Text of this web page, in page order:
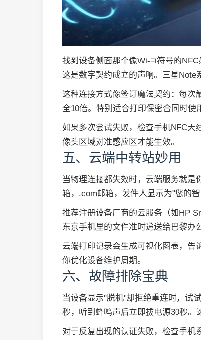
找到设备侧面那个像Wi-Fi符号的
这是数字契约成立的声响。三星Note
这种连接方式像签订魔法契约：每次
全10倍。特别适合打印保密合同时使
如果多次尝试失败，检查手机NFC天
像头区域对准感应区才能生效。
五、云端中转站妙用
当物理连接都失效时，云端服务就是
箱，.com邮箱，发件人显示为"您的智
推荐注册设备厂商的云服务（如HP
东京手机里的文件准时递送给巴黎办
云端打印记录会生成可视化图表，告
你优化设备维护周期。
六、故障排除宝典
当设备显示"脱机"却拒绝重连时，试
秒，听到蜂鸣声后立即拔电源30秒。
对于反复出现的认证失败，检查手机